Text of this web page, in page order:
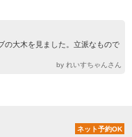
の大木を見ました。立派なもので
by れいすちゃんさん
ネット予約OK